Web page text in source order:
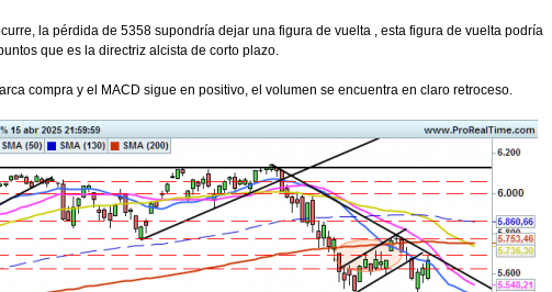
la pérdida de 5358 supondría dejar una figura de vuelta , esta figura de vuelta podría
que es la directriz alcista de corto plazo.
compra y el MACD sigue en positivo, el volumen se encuentra en claro retroceso.